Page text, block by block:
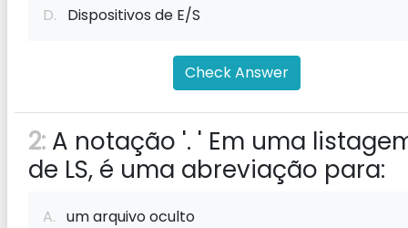
D. Dispositivos de E/S
Check Answer
2: A notação '. ' Em uma
de LS, é uma abreviação para:
A. um arquivo oculto